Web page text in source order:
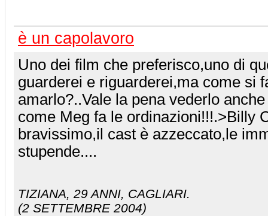
è un capolavoro
Uno dei film che preferisco,uno di
guarderei e riguarderei,ma come si
amarlo?..Vale la pena vederlo
come Meg fa le ordinazioni!!!.>Billy
bravissimo,il cast è azzeccato,le
stupende....
TIZIANA, 29 ANNI, CAGLIARI.
(2 SETTEMBRE 2004)